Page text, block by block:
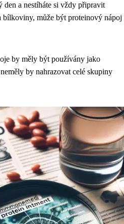
den a nestíháte si vždy připravit
bílkoviny, může být proteinový nápoj
by měly být používány jako
by nahrazovat celé skupiny